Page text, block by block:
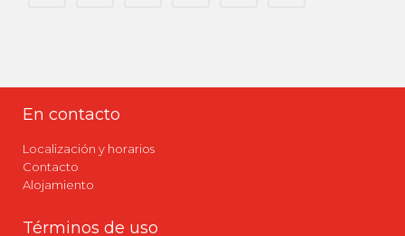
En contacto
Localización y horarios
Contacto
Alojamiento
Términos de uso